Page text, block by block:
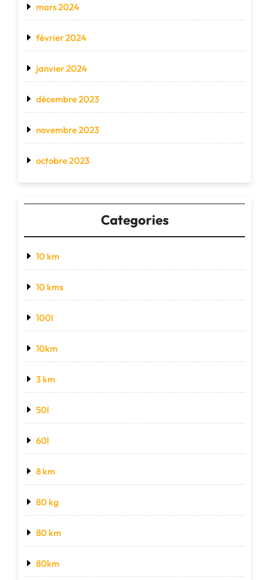
mars 2024
février 2024
janvier 2024
décembre 2023
novembre 2023
octobre 2023
Categories
10 km
10 kms
100l
10km
3 km
50l
60l
8 km
80 kg
80 km
80km